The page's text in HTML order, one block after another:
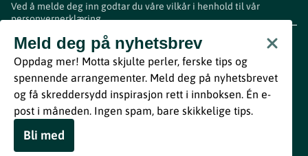
Ved å melde deg inn godtar du våre vilkår i henhold til vår
personvernerklæring.
Meld deg på nyhetsbrev
Oppdag mer! Motta skjulte perler, ferske tips og
spennende arrangementer. Meld deg på nyhetsbrevet
og få skreddersydd inspirasjon rett i innboksen. Én e-
post i måneden. Ingen spam, bare skikkelige tips.
Bli med
www.visitvestfold.com
Turistinformasjon
Vestfold Fylkeskommune
ByBreakfast